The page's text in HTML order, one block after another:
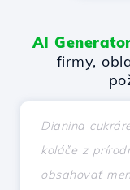
AI
firmy,